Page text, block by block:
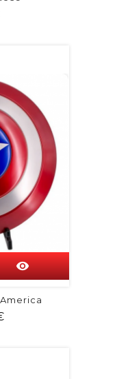
Prix
visibility
Prix